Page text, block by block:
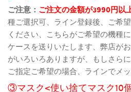
ご注意： ご注文の金額が3990円以
種ご選択可、ライン登録後、ご希
ください、こちらがご希望の機種
ケースを送りいたします、弊店が
がいろいろありますが、もしさら
ご指定ご希望の場合、ラインでメ
③マスク<使い捨てマスク10